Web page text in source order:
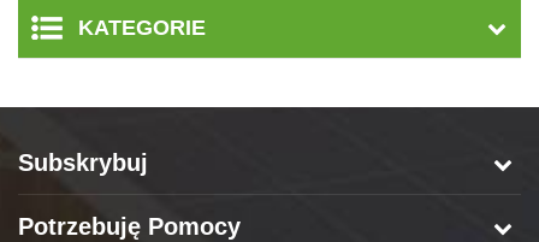
KATEGORIE
Subskrybuj
Potrzebuję Pomocy